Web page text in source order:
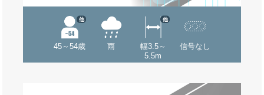
45～54歳
他
雨
幅3.5～
5.5m
他
信号なし